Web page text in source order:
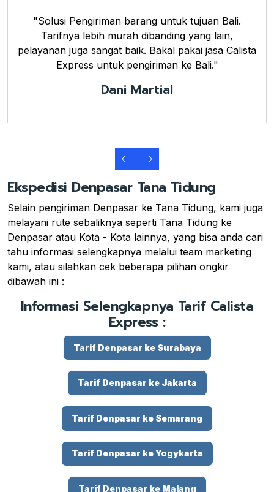
"Solusi Pengiriman barang untuk tujuan Bali.
Tarifnya lebih murah dibanding yang lain,
pelayanan juga sangat baik. Bakal pakai jasa Calista
Express untuk pengiriman ke Bali."
Dani Martial
Ekspedisi Denpasar Tana Tidung
Selain pengiriman Denpasar ke Tana Tidung, kami juga
melayani rute sebaliknya seperti Tana Tidung ke
Denpasar atau Kota - Kota lainnya, yang bisa anda cari
tahu informasi selengkapnya melalui team marketing
kami, atau silahkan cek beberapa pilihan ongkir
dibawah ini :
Informasi Selengkapnya Tarif Calista
Express :
Tarif Denpasar ke Surabaya
Tarif Denpasar ke Jakarta
Tarif Denpasar ke Semarang
Tarif Denpasar ke Yogykarta
Tarif Denpasar ke Malang